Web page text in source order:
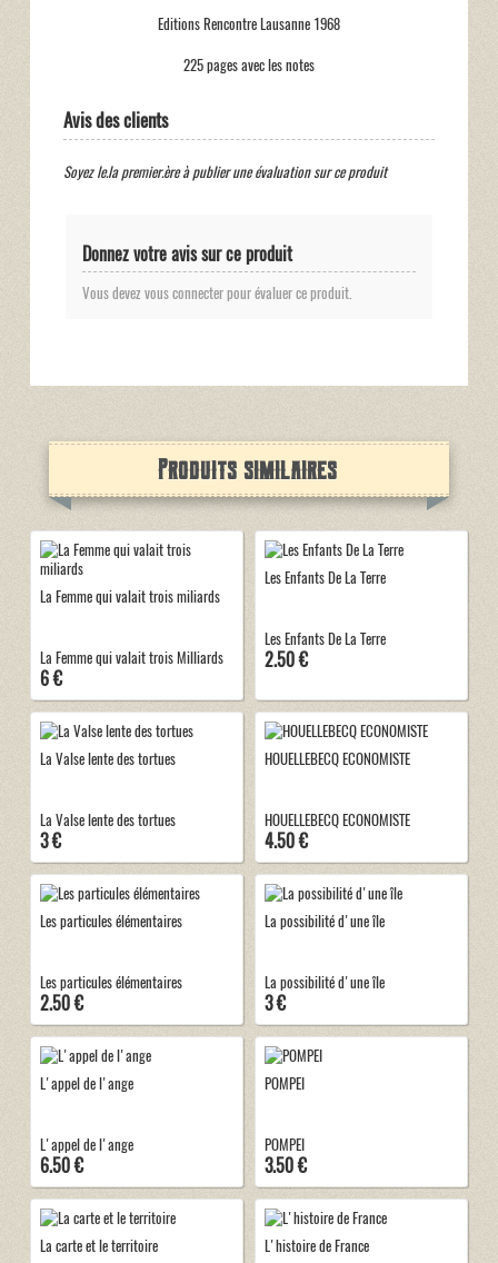
Editions Rencontre Lausanne 1968
225 pages avec les notes
Avis des clients
Soyez le.la premier.ère à publier une évaluation sur ce produit
Donnez votre avis sur ce produit
Vous devez vous connecter pour évaluer ce produit.
Produits similaires
La Femme qui valait trois miliards
La Femme qui valait trois Milliards
6 €
Les Enfants De La Terre
Les Enfants De La Terre
2.50 €
La Valse lente des tortues
La Valse lente des tortues
3 €
HOUELLEBECQ ECONOMISTE
HOUELLEBECQ ECONOMISTE
4.50 €
Les particules élémentaires
Les particules élémentaires
2.50 €
La possibilité d'une île
La possibilité d'une île
3 €
L'appel de l'ange
L'appel de l'ange
6.50 €
POMPEI
POMPEI
3.50 €
La carte et le territoire L'histoire de France